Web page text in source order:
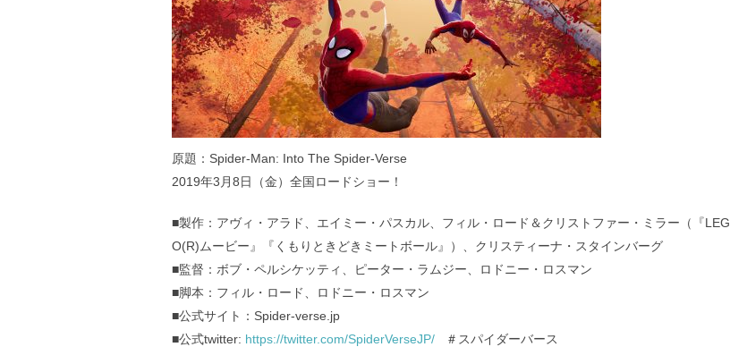
原題：Spider-Man: Into The Spider-Verse
2019年3月8日（金）全国ロードショー！
■製作：アヴィ・アラド、エイミー・パスカル、フィル・ロード＆クリストファー・ミラー（『LEG
O(R)ムービー』『くもりときどきミートボール』）、クリスティーナ・スタインバーグ
■監督：ボブ・ペルシケッティ、ピーター・ラムジー、ロドニー・ロスマン
■脚本：フィル・ロード、ロドニー・ロスマン
■公式サイト：Spider-verse.jp
■公式twitter: https://twitter.com/SpiderVerseJP/ ＃スパイダーバース